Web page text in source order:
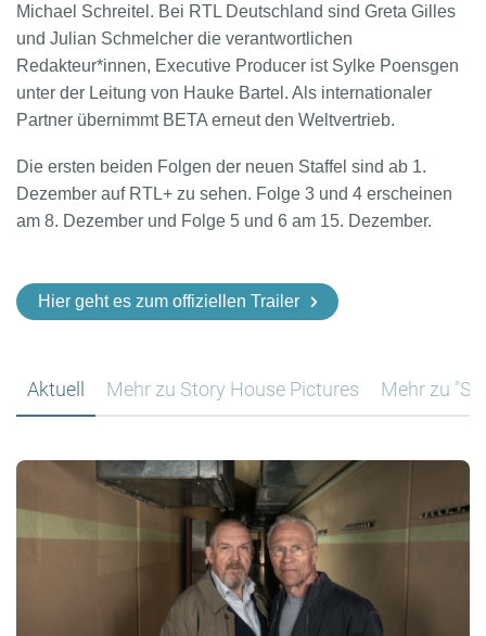
Michael Schreitel. Bei RTL Deutschland sind Greta Gilles
und Julian Schmelcher die verantwortlichen
Redakteur*innen, Executive Producer ist Sylke Poensgen
unter der Leitung von Hauke Bartel. Als internationaler
Partner übernimmt BETA erneut den Weltvertrieb.
Die ersten beiden Folgen der neuen Staffel sind ab 1.
Dezember auf RTL+ zu sehen. Folge 3 und 4 erscheinen
am 8. Dezember und Folge 5 und 6 am 15. Dezember.
Hier geht es zum offiziellen Trailer
Aktuell Mehr zu Story House Pictures Mehr zu